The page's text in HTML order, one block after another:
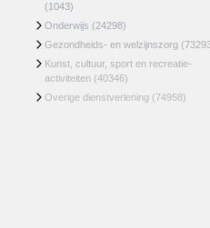
(1043)
Onderwijs (24298)
Gezondheids- en welzijnszorg
Kunst, cultuur, sport en recreatie-
activiteiten (40346)
Overige dienstverlening (74958)